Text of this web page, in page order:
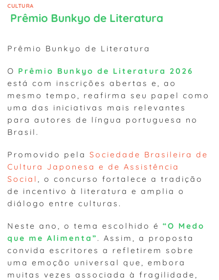
CULTURA
Prêmio Bunkyo de Literatura
Prêmio Bunkyo de Literatura
O Prêmio Bunkyo de Literatura 2026
está com inscrições abertas e, ao
mesmo tempo, reafirma seu papel como
uma das iniciativas mais relevantes
para autores de língua portuguesa no
Brasil.
Promovido pela Sociedade Brasileira de
Cultura Japonesa e de Assistência
Social
, o concurso fortalece a tradição
de incentivo à literatura e amplia o
diálogo entre culturas.
Neste ano, o tema escolhido é “O Medo
que me Alimenta” . Assim, a proposta
convida escritores a refletirem sobre
uma emoção universal que, embora
muitas vezes associada à fragilidade,